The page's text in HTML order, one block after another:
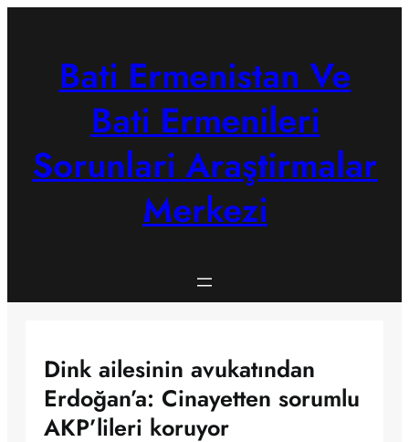
Bati Ermenistan Ve
Bati Ermenileri
Sorunlari Araştirmalar
Merkezi
Dink ailesinin avukatından
Erdoğan’a: Cinayetten sorumlu
AKP’lileri koruyor